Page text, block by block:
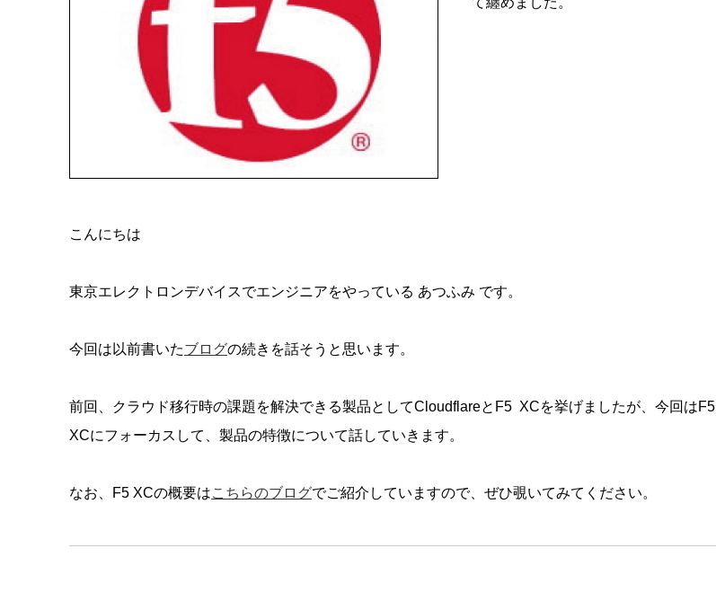
こんにちは
東京エレクトロンデバイスでエンジニアをやっている あつふみ です。
今回は以前書いたブログの続きを話そうと思います。
前回、クラウド移行時の課題を解決できる製品としてCloudflareとF5 XCを挙げましたが、今回はF5
XCにフォーカスして、製品の特徴について話していきます。
なお、F5 XCの概要はこちらのブログでご紹介していますので、ぜひ覗いてみてください。